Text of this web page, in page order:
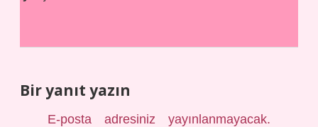
Bir yanıt yazın
E-posta adresiniz yayınlanmayacak.